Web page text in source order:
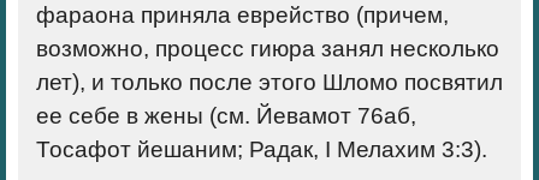
фараона приняла еврейство (причем,
возможно, процесс гиюра занял несколько
лет), и только после этого Шломо посвятил
ее себе в жены (см. Йевамот 76аб,
Тосафот йешаним; Радак, I Мелахим 3:3).